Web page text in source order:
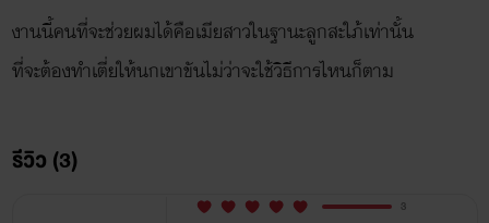
งานนี้คนที่จะช่วยผมได้คือเมียสาวในฐานะลูกสะใภ้เท่านั้น
ที่จะต้องทำเตี่ยให้นกเขาขันไม่ว่าจะใช้วิธีการไหนก็ตาม
รีวิว (3)
3